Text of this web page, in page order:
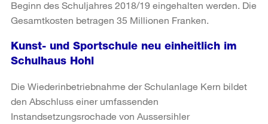
Beginn des Schuljahres 2018/19 eingehalten werden. Die
Gesamtkosten betragen 35 Millionen Franken.
Kunst- und Sportschule neu einheitlich im
Schulhaus Hohl
Die Wiederinbetriebnahme der Schulanlage Kern bildet
den Abschluss einer umfassenden
Instandsetzungsrochade von Aussersihler